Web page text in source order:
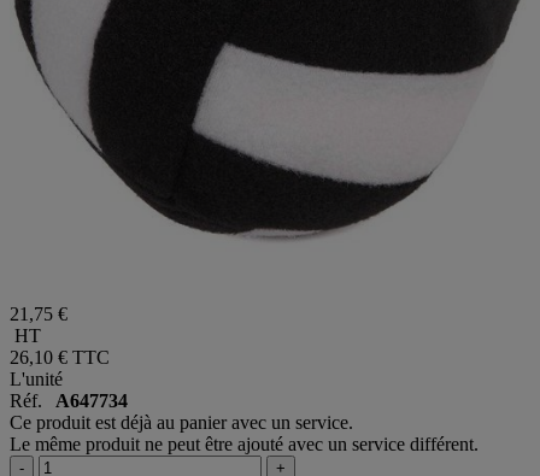
21,75 €
HT
26,10 €
L'unité
Réf.A647734
Ce produit est déjà au panier avec un service.
Le même produit ne peut être ajouté avec un service différent.